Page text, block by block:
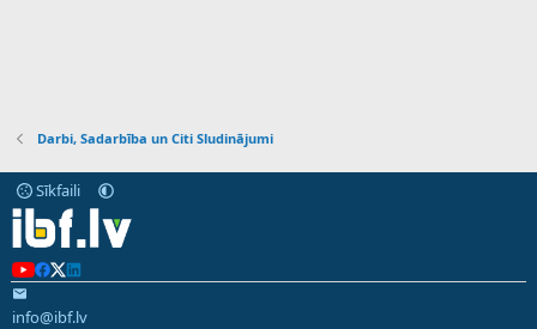
Darbi, Sadarbība un Citi Sludinājumi
Sīkfaili
info@ibf.lv